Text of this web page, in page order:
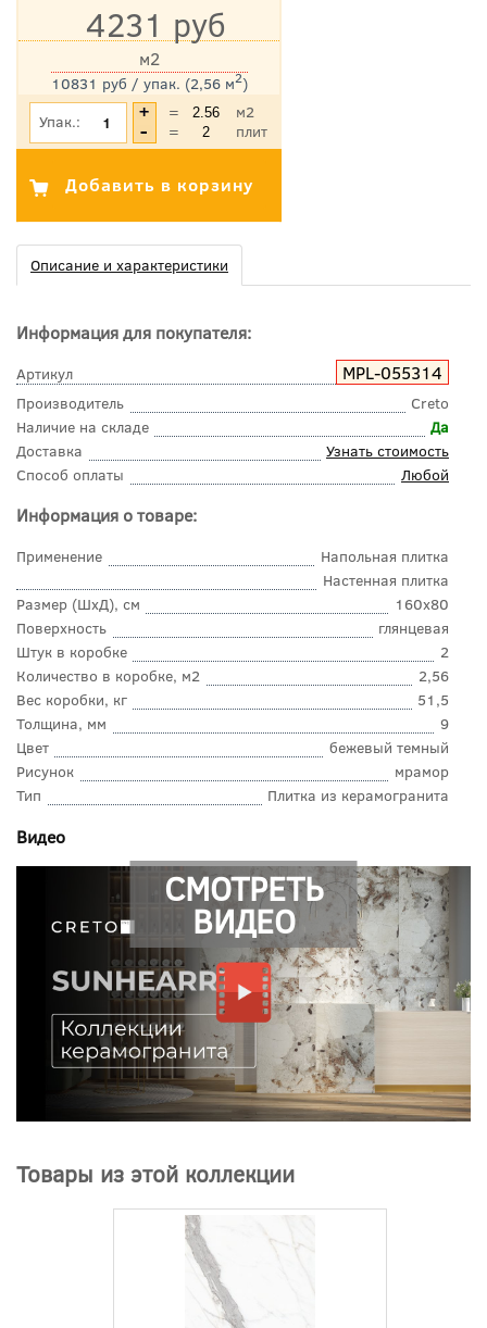
4231 руб
10831 руб / упак. (2,56 м2)
м2
*Цена указана с учетом НДС
Упак.: =
м2
=
плит
Описание и характеристики
Информация для покупателя:
Артикул MPL-055314
Производитель
Creto
Наличие на складе
Да
Доставка
Узнать стоимость
Способ оплаты
Любой
Информация о товаре:
Применение
Напольная плитка
Настенная плитка
Размер (ШхД), см
160x80
Поверхность
глянцевая
Штук в коробке
2
Количество в коробке, м2
2,56
Вес коробки, кг
51,5
Толщина, мм
9
Цвет
бежевый темный
Рисунок
мрамор
Тип
Плитка из керамогранита
Видео
СМОТРЕТЬ
ВИДЕО
Товары из этой коллекции